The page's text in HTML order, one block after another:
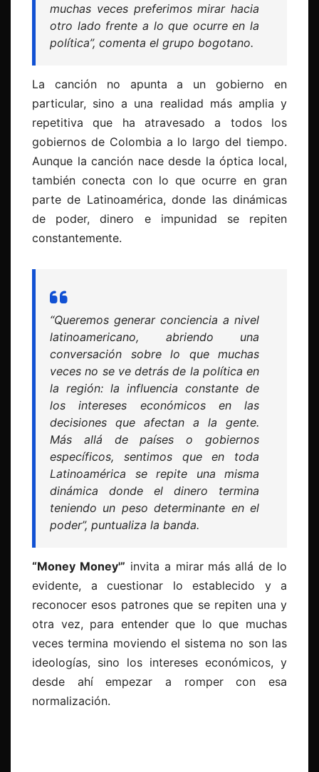
muchas veces preferimos mirar hacia
otro lado frente a lo que ocurre en la
política”, comenta el grupo bogotano.
La canción no apunta a un gobierno en
particular, sino a una realidad más amplia y
repetitiva que ha atravesado a todos los
gobiernos de Colombia a lo largo del tiempo.
Aunque la canción nace desde la óptica local,
también conecta con lo que ocurre en gran
parte de Latinoamérica, donde las dinámicas
de poder, dinero e impunidad se repiten
constantemente.
“Queremos generar conciencia a nivel
latinoamericano, abriendo una
conversación sobre lo que muchas
veces no se ve detrás de la política en
la región: la influencia constante de
los intereses económicos en las
decisiones que afectan a la gente.
Más allá de países o gobiernos
específicos, sentimos que en toda
Latinoamérica se repite una misma
dinámica donde el dinero termina
teniendo un peso determinante en el
poder”, puntualiza la banda.
“Money Money'” invita a mirar más allá de lo
evidente, a cuestionar lo establecido y a
reconocer esos patrones que se repiten una y
otra vez, para entender que lo que muchas
veces termina moviendo el sistema no son las
ideologías, sino los intereses económicos, y
desde ahí empezar a romper con esa
normalización.